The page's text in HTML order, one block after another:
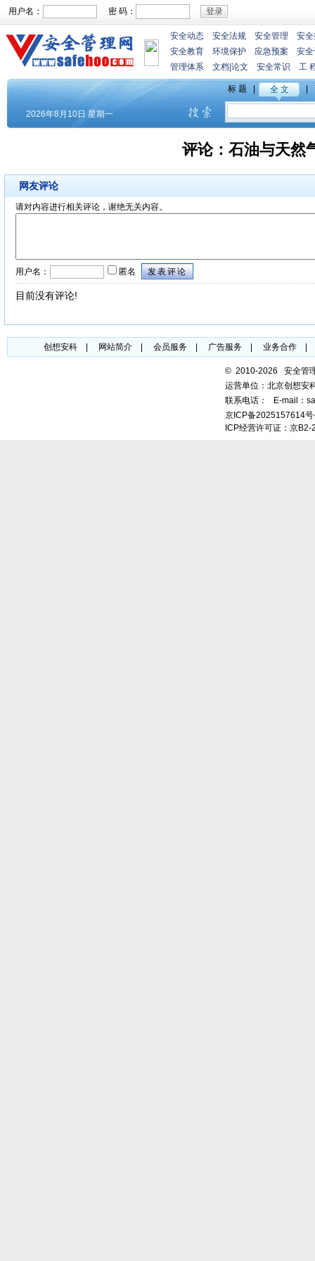
用户名： 密 码：
安全动态 安全法规 安全管理
安
安全教育
环境保护 应急预案
安
管理体系
文档 论文 安全常识 工
评论： 石油与天然
网友评论
请对内容进行相关评论，谢绝无关内容。
用户名： 匿名
目前没有评论!
创想安科| 网站简介| 会员服务| 广告服务| 业务合作|
© 2010-2026 安全
运营单位：北京创想安
联系电话：
E-mail：
京ICP备2025157614
ICP经营许可证：京